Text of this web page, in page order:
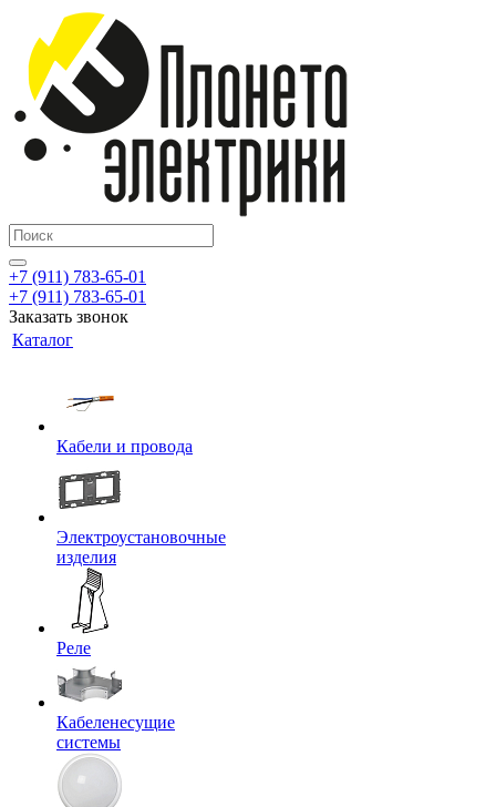
+7 (911) 783-65-01
+7 (911) 783-65-01
Заказать звонок
Каталог
Кабели и провода
Электроустановочные
изделия
Реле
Кабеленесущие
системы